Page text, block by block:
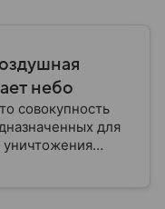
небо
совокупность
для